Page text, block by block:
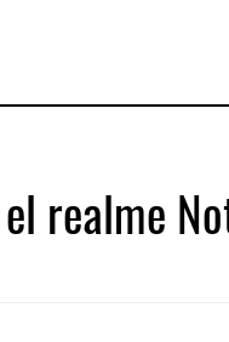
el realme
Lázaro Cárdenas ...